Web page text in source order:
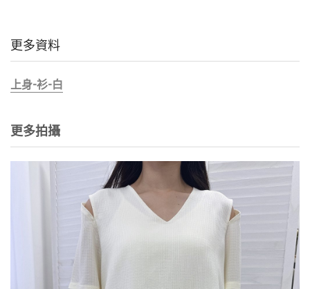
更多資料
上身-衫-白
更多拍攝